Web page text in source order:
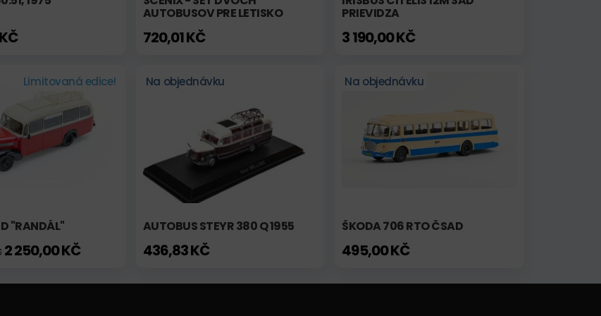
AUTOBUSOV PRE LETISKO
720,01 KČ
PRIEVIDZA
3 190,00 KČ
Limitovaná edice!
"RANDÁL"
2 250,00 KČ
Na objednávku
AUTOBUS STEYR 380 Q 1955
436,83 KČ
Na objednávku
ŠKODA 706 RTO ČSAD
495,00 KČ